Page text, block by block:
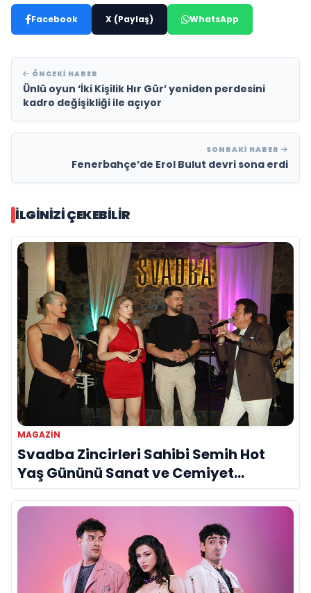
Facebook X (Paylaş) WhatsApp
ÖNCEKI HABER
Ünlü oyun ‘İki Kişilik Hır Gür’ yeniden perdesini
kadro değişikliği ile açıyor
SONRAKI HABER
Fenerbahçe’de Erol Bulut devri sona erdi
İLGINIZI ÇEKEBILIR
MAGAZIN
Svadba Zincirleri Sahibi Semih Hot
Yaş Gününü Sanat ve Cemiyet
Dünyasının Ünlü İsimleriyle Kutladı!